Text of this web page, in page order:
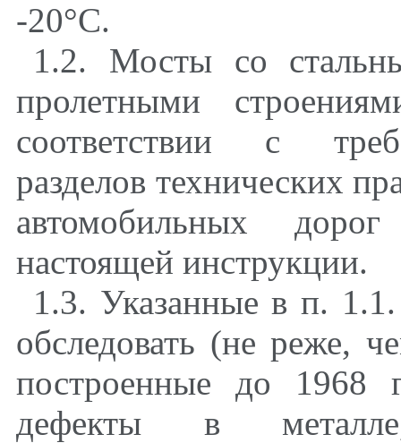
-20°С.
1.2. Мосты со
пролетными
соответствии с
разделов технических
автомобильных
настоящей инструкции.
1.3. Указанные в п.
обследовать (не реже,
построенные до
дефекты в